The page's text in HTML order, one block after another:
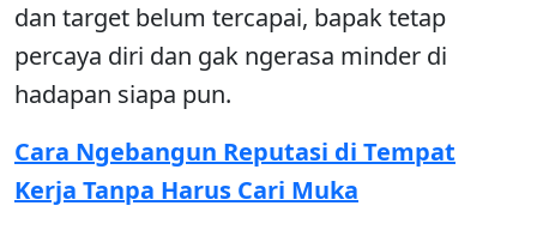
dan target belum tercapai, bapak tetap
percaya diri dan gak ngerasa minder di
hadapan siapa pun.
Cara Ngebangun Reputasi di Tempat
Kerja Tanpa Harus Cari Muka